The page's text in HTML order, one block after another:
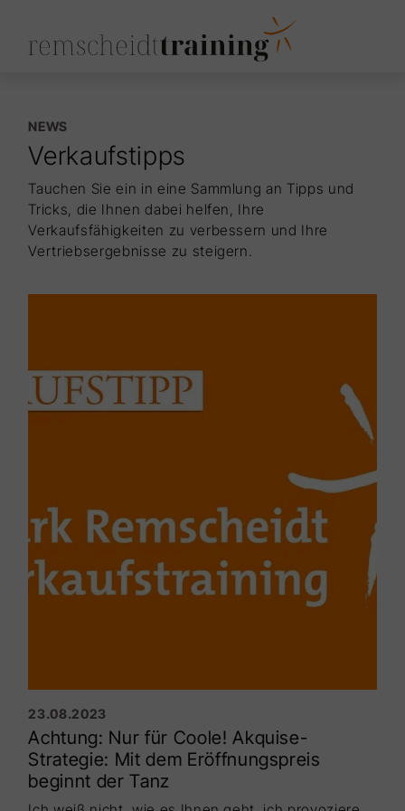
NEWS
Verkaufstipps
Tauchen Sie ein in eine Sammlung an Tipps und
Tricks, die Ihnen dabei helfen, Ihre
Verkaufsfähigkeiten zu verbessern und Ihre
Vertriebsergebnisse zu steigern.
23.08.2023
Achtung: Nur für Coole! Akquise-
Strategie: Mit dem Eröffnungspreis
beginnt der Tanz